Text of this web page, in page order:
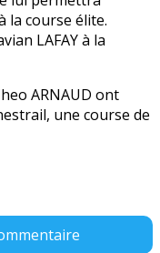
la course élite.
LAFAY à la
ARNAUD ont
une course de